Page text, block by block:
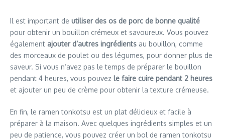
Il est important de utiliser des os de porc de bonne qualité
pour obtenir un bouillon crémeux et savoureux. Vous pouvez
également ajouter d’autres ingrédients au bouillon, comme
des morceaux de poulet ou des légumes, pour donner plus de
saveur. Si vous n’avez pas le temps de préparer le bouillon
pendant 4 heures, vous pouvez le faire cuire pendant 2 heures
et ajouter un peu de crème pour obtenir la texture crémeuse.
En fin, le ramen tonkotsu est un plat délicieux et facile à
préparer à la maison. Avec quelques ingrédients simples et un
peu de patience, vous pouvez créer un bol de ramen tonkotsu